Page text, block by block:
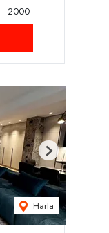
2000
Harta
Next